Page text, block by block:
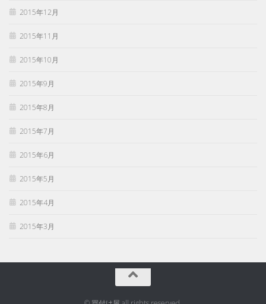
2015年12月
2015年11月
2015年10月
2015年9月
2015年8月
2015年7月
2015年6月
2015年5月
2015年4月
2015年3月